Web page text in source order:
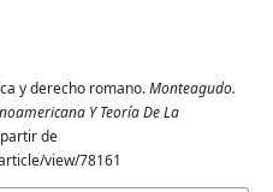
y derecho romano.Monteagudo.
Y Teoría De La
de
view/78161